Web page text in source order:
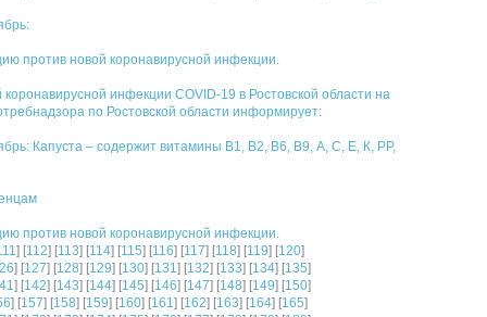
против новой коронавирусной инфекции.
инфекции COVID-19 в Ростовской области на
по Ростовской области информирует:
Капуста – содержит витамины В1, В2, В6, В9, А, С, Е, К, РР,
против новой коронавирусной инфекции.
] [112] [113] [114] [115] [116] [117] [118] [119] [120]
] [127] [128] [129] [130] [131] [132] [133] [134] [135]
] [142] [143] [144] [145] [146] [147] [148] [149] [150]
] [157] [158] [159] [160] [161] [162] [163] [164] [165]